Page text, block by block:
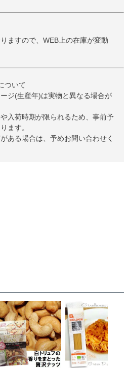
ますので、WEB上の在庫が変動
ついて
ジ(生産年)は実物と異なる場合が
入荷時期が限られるため、事前予
ます。
ある場合は、予めお問い合わせく